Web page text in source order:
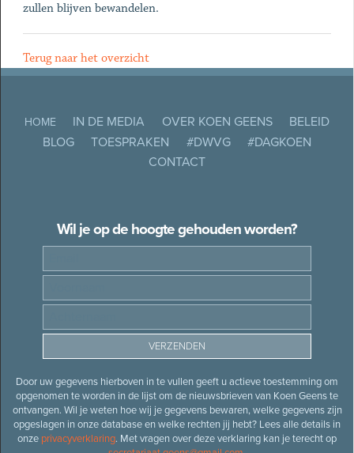
zullen blijven bewandelen.
Terug naar het overzicht
HOME IN DE MEDIA OVER KOEN GEENS
BELEID
BLOG
TOESPRAKEN #DWVG
#DAGKOEN
CONTACT
Wil je op de hoogte gehouden worden?
Door uw gegevens hierboven in te vullen geeft u actieve toestemming om
opgenomen te worden in de lijst om de nieuwsbrieven van Koen Geens te
ontvangen. Wil je weten hoe wij je gegevens bewaren, welke gegevens zijn
opgeslagen in onze database en welke rechten jij hebt? Lees alle details in
onze privacyverklaring. Met vragen over deze verklaring kan je terecht op